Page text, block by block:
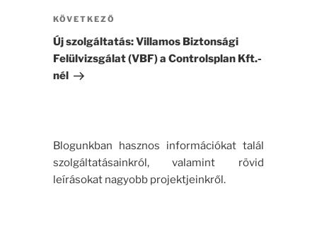
Következő
bejegyzés
KÖVETKEZŐ
Új szolgáltatás: Villamos Biztonsági
Felülvizsgálat (VBF) a Controlsplan Kft.-
nél
Blogunkban hasznos információkat talál
szolgáltatásainkról, valamint rövid
leírásokat nagyobb projektjeinkről.